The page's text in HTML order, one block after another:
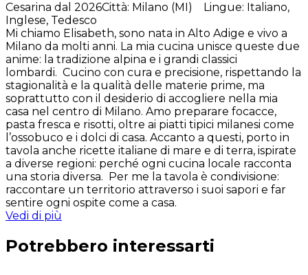
Cesarina dal 2026Città: Milano (MI) Lingue: Italiano,
Inglese, Tedesco
Mi chiamo Elisabeth, sono nata in Alto Adige e vivo a
Milano da molti anni. La mia cucina unisce queste due
anime: la tradizione alpina e i grandi classici
lombardi. Cucino con cura e precisione, rispettando la
stagionalità e la qualità delle materie prime, ma
soprattutto con il desiderio di accogliere nella mia
casa nel centro di Milano. Amo preparare focacce,
pasta fresca e risotti, oltre ai piatti tipici milanesi come
l’ossobuco e i dolci di casa. Accanto a questi, porto in
tavola anche ricette italiane di mare e di terra, ispirate
a diverse regioni: perché ogni cucina locale racconta
una storia diversa. Per me la tavola è condivisione:
raccontare un territorio attraverso i suoi sapori e far
sentire ogni ospite come a casa.
Vedi di più
Potrebbero interessarti